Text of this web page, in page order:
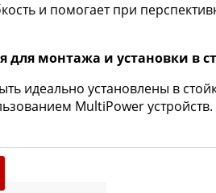
и помогает при
монтажа и установки в
идеально установлены в
MultiPower устройств.